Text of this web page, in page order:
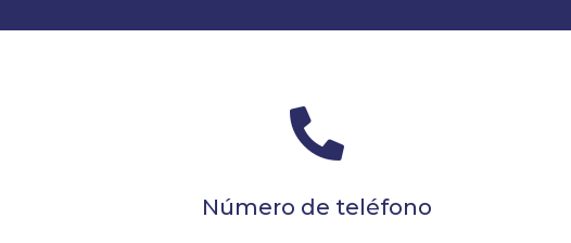
Número de teléfono